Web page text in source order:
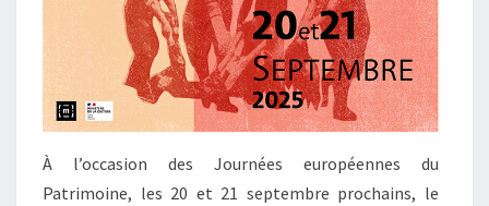
À l’occasion des Journées européennes du
Patrimoine, les 20 et 21 septembre prochains, le